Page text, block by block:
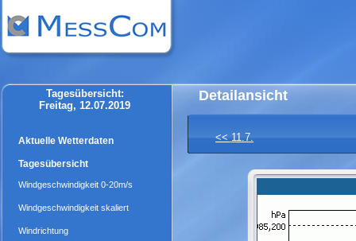
Tagesübersicht:
Freitag, 12.07.2019
Detailansicht
<< 11.7.
Aktuelle Wetterdaten
Tagesübersicht
Windgeschwindigkeit 0-20m/s
Windgeschwindigkeit skaliert
Windrichtung